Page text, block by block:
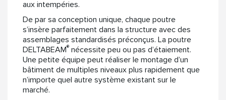
aux intempéries.
De par sa conception unique, chaque poutre
s’insère parfaitement dans la structure avec des
assemblages standardisés préconçus. La poutre
DELTABEAM® nécessite peu ou pas d’étaiement.
Une petite équipe peut réaliser le montage d’un
bâtiment de multiples niveaux plus rapidement que
n’importe quel autre système existant sur le
marché.